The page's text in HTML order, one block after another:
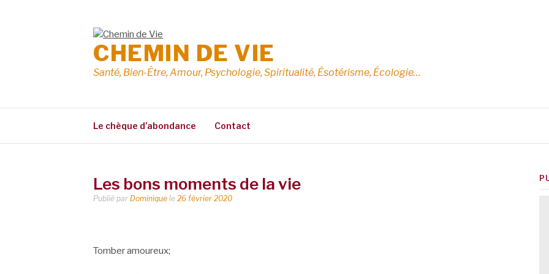
CHEMIN DE VIE
Santé, Bien-Être, Amour, Psychologie, Spiritualité, Ésotérisme, Écologie…
Le chèque d’abondance Contact
Les bons moments de la vie
Publié par Dominique le 26 février 2020
Tomber amoureux;